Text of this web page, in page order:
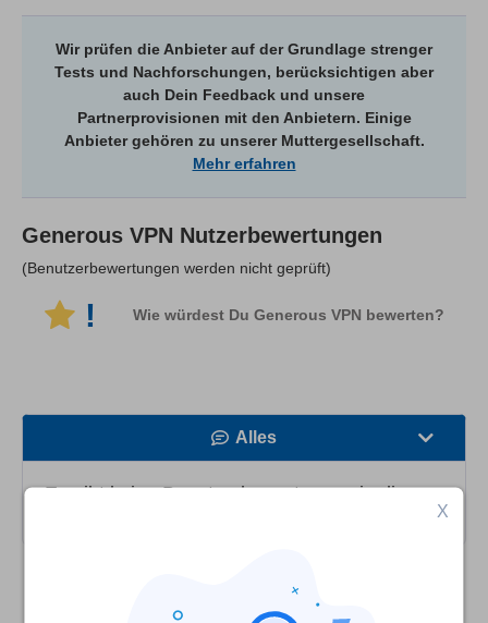
Wir prüfen die Anbieter auf der Grundlage strenger
Tests und Nachforschungen, berücksichtigen aber
auch Dein Feedback und unsere
Partnerprovisionen mit den Anbietern. Einige
Anbieter gehören zu unserer Muttergesellschaft.
Mehr erfahren
Generous VPN Nutzerbewertungen
(Benutzerbewertungen werden nicht geprüft)
! Wie würdest Du Generous VPN bewerten?
Alles
Geschwindigkeit
Es gibt keine Benutzerbewertungen in dieser
Vergleiche Generous VPN mit den besten
X